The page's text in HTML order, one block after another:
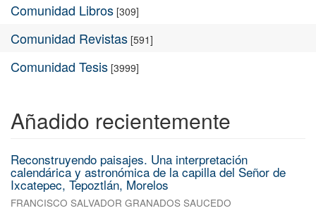
Comunidad Libros [309]
Comunidad Revistas [591]
Comunidad Tesis [3999]
Añadido recientemente
Reconstruyendo paisajes. Una interpretación
calendárica y astronómica de la capilla del Señor de
Ixcatepec, Tepoztlán, Morelos
FRANCISCO SALVADOR GRANADOS SAUCEDO